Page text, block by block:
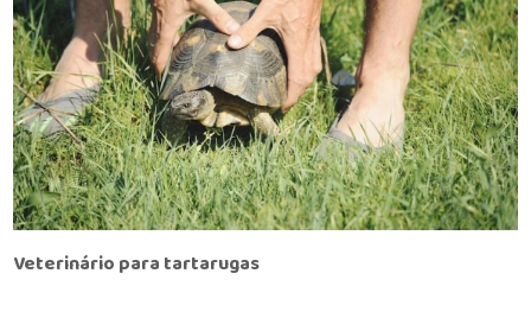
Veterinário para tartarugas